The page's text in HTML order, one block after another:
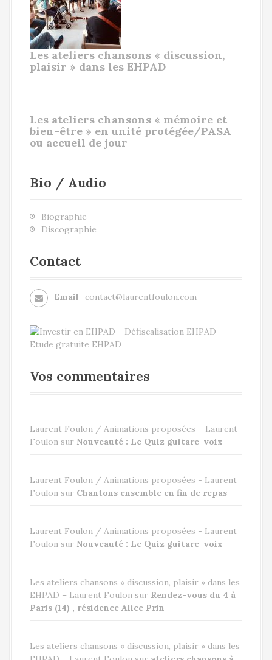
Les ateliers chansons « discussion,
plaisir » dans les EHPAD
Les ateliers chansons « mémoire et
bien-être » en unité protégée/PASA
ou accueil de jour
Bio / Audio
Biographie
Discographie
Contact
Email contact@laurentfoulon.com
Vos commentaires
Laurent Foulon / Animations proposées – Laurent
Foulon sur Nouveauté : Le Quiz guitare-voix
Laurent Foulon / Animations proposées - Laurent
Foulon sur Chantons ensemble en fin de repas
Laurent Foulon / Animations proposées - Laurent
Foulon sur Nouveauté : Le Quiz guitare-voix
Les ateliers chansons « discussion, plaisir » dans les
EHPAD – Laurent Foulon sur Rendez-vous du 4 à
Paris (14) , résidence Alice Prin
Les ateliers chansons « discussion, plaisir » dans les